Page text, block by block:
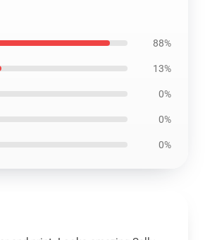
88%
13%
0%
0%
0%